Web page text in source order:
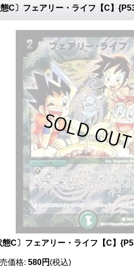
C〕フェアリー・ライフ【C】
態C〕フェアリー・ライフ【C】
価格: 580円 (税込)